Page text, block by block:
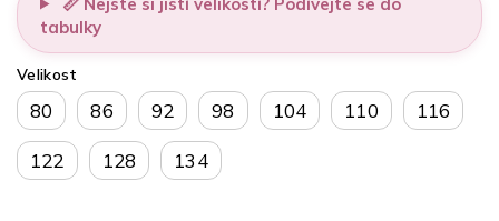
Velikost
80 86 92 98 104 110 116
122 128 134
tabulky